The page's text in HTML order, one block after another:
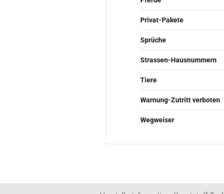
Privat-Pakete
Sprüche
Strassen-Hausnummern
Tiere
Warnung-Zutritt verboten
Wegweiser